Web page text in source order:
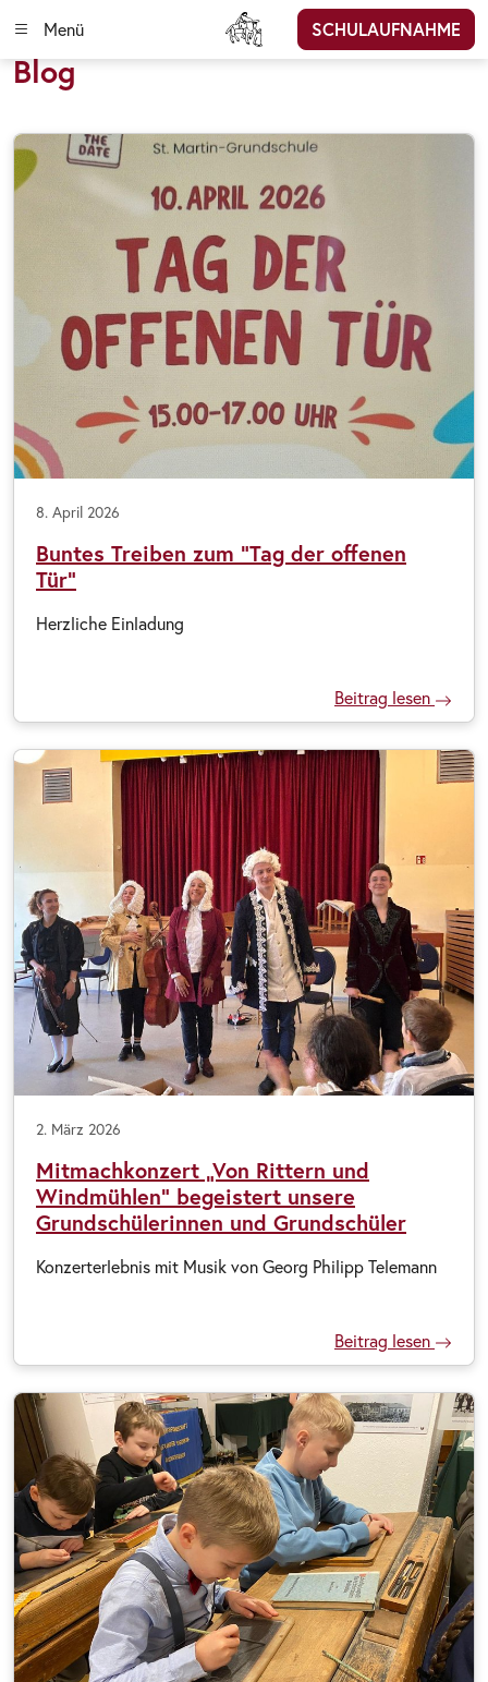
Menü SCHULAUFNAHME
Blog
8. April 2026
Buntes Treiben zum "Tag der offenen
Tür"
Herzliche Einladung
Beitrag lesen
2. März 2026
Mitmachkonzert „Von Rittern und
Windmühlen“ begeistert unsere
Grundschülerinnen und Grundschüler
Konzerterlebnis mit Musik von Georg Philipp Telemann
Beitrag lesen